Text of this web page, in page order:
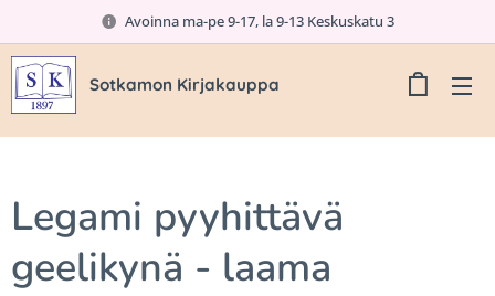
Avoinna ma-pe 9-17, la 9-13 Keskuskatu 3
Sotkamon Kirjakauppa
Legami pyyhittävä
geelikynä - laama